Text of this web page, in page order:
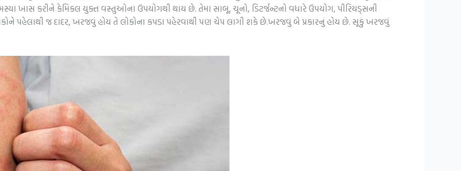
ખાસ કરીને કેમિકલ યુક્ત વસ્તુઓના ઉપયોગથી થાય છે. તેમા સાબૂ, ચૂનો, ડિટર્જન્ટનો વધારે ઉપયોગ, પીરિયડ્સની
પહેલાથી જ દાદર, ખરજવું હોય તે લોકોના કપડા પહેરવાથી પણ ચેપ લાગી શકે છે.ખરજવું બે પ્રકારનું હોય છે. સૂકું ખરજવું